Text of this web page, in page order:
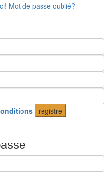
Mot de passe oublié?
registre